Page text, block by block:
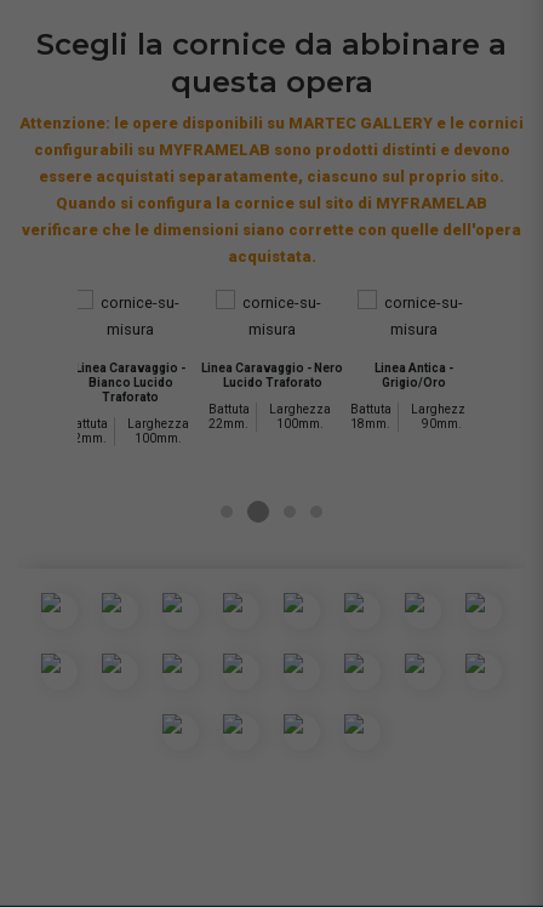
Scegli la cornice da abbinare a
questa opera
Attenzione: le opere disponibili su MARTEC GALLERY e le cornici
configurabili su MYFRAMELAB sono prodotti distinti e devono
essere acquistati separatamente, ciascuno sul proprio sito.
Quando si configura la cornice sul sito di MYFRAMELAB
verificare che le dimensioni siano corrette con quelle dell'opera
acquistata.